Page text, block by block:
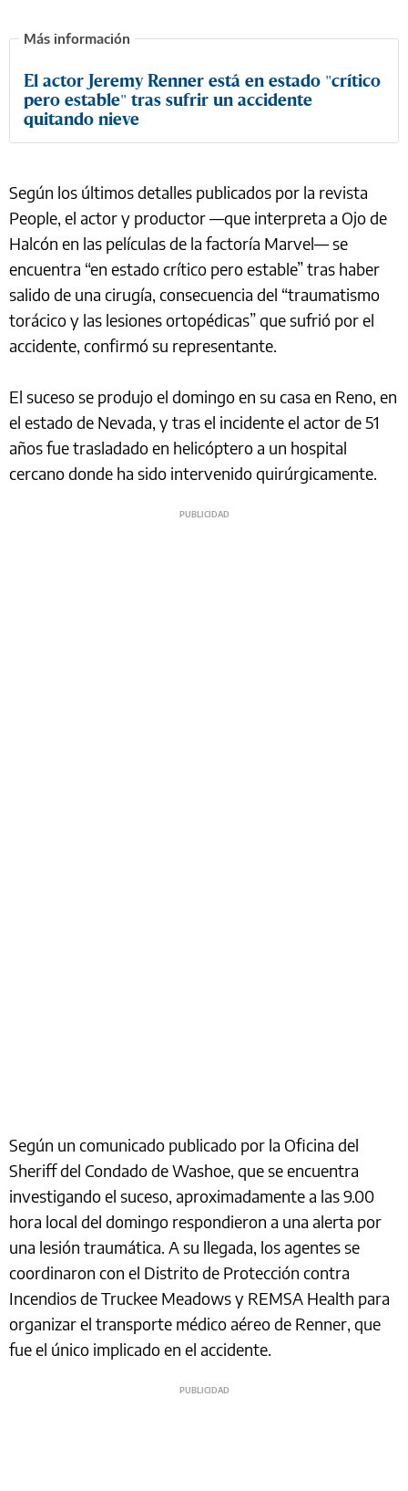
El actor Jeremy Renner está en estado "crítico
pero estable" tras sufrir un accidente
quitando nieve
Según los últimos detalles publicados por la revista
People, el actor y productor —que interpreta a Ojo de
Halcón en las películas de la factoría Marvel— se
encuentra “en estado crítico pero estable” tras haber
salido de una cirugía, consecuencia del “traumatismo
torácico y las lesiones ortopédicas” que sufrió por el
accidente, confirmó su representante.
El suceso se produjo el domingo en su casa en Reno, en
el estado de Nevada, y tras el incidente el actor de 51
años fue trasladado en helicóptero a un hospital
cercano donde ha sido intervenido quirúrgicamente.
Según un comunicado publicado por la Oficina del
Sheriff del Condado de Washoe, que se encuentra
investigando el suceso, aproximadamente a las 9.00
hora local del domingo respondieron a una alerta por
una lesión traumática. A su llegada, los agentes se
coordinaron con el Distrito de Protección contra
Incendios de Truckee Meadows y REMSA Health para
organizar el transporte médico aéreo de Renner, que
fue el único implicado en el accidente.